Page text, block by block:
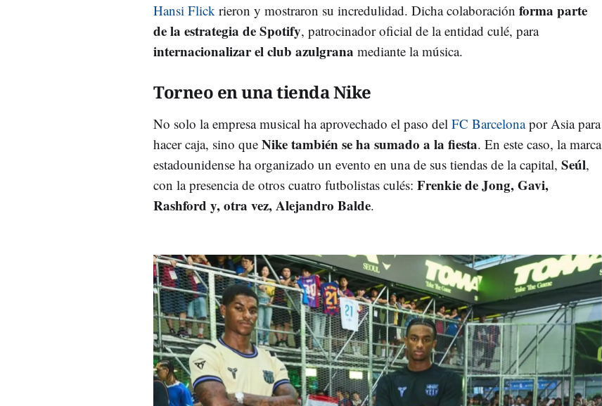
Hansi Flick rieron y mostraron su incredulidad. Dicha colaboración forma parte
de la estrategia de Spotify, patrocinador oficial de la entidad culé, para
internacionalizar el club azulgrana mediante la música.
Torneo en una tienda Nike
No solo la empresa musical ha aprovechado el paso del FC Barcelonapor Asia para
hacer caja, sino que Nike también se ha sumado a la fiesta. En este caso, la marca
estadounidense ha organizado un evento en una de sus tiendas de la capital, Seúl,
con la presencia de otros cuatro futbolistas culés: Frenkie de Jong, Gavi,
Rashford y, otra vez, Alejandro Balde.